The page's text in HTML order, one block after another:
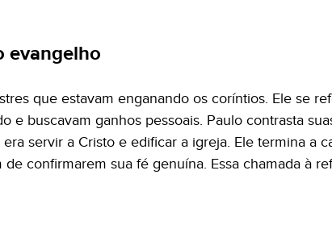
evangelho
que estavam enganando os coríntios. Ele se
e buscavam ganhos pessoais. Paulo contrasta
servir a Cristo e edificar a igreja. Ele termina a
confirmarem sua fé genuína. Essa chamada à